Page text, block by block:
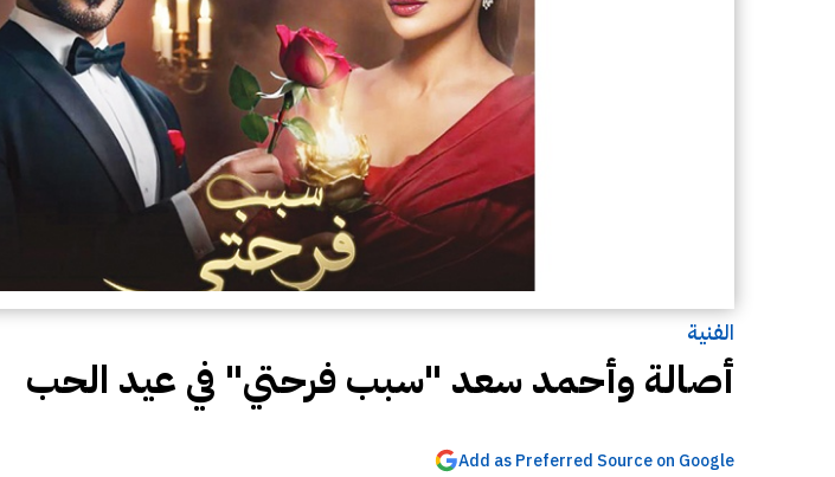
الفنية
أصالة وأحمد سعد "سبب فرحتي" في عيد الحب
Add as Preferred Source on Google